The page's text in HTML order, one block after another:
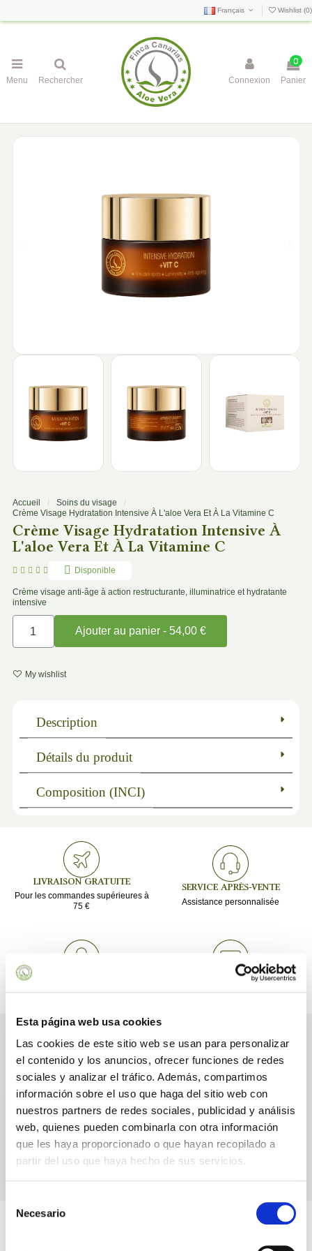
Esta página web usa cookies
Las cookies de este sitio web se usan para personalizar
el contenido y los anuncios, ofrecer funciones de redes
sociales y analizar el tráfico. Además, compartimos
información sobre el uso que haga del sitio web con
nuestros partners de redes sociales, publicidad y análisis
web, quienes pueden combinarla con otra información
que les haya proporcionado o que hayan recopilado a
partir del uso que haya hecho de sus servicios.
Necesario
Français Wishlist (0)
Menu Rechercher Connexion
0
Panier
Accueil
Soins du visage
Crème Visage Hydratation Intensive À L'aloe Vera Et À La Vitamine C
Crème Visage Hydratation Intensive À
L'aloe Vera Et À La Vitamine C
     Disponible
Crème visage anti-âge à action restructurante, illuminatrice et hydratante
intensive
Ajouter au panier - 54,00 €
My wishlist
Description
Détails du produit
Composition (INCI)
LIVRAISON GRATUITE
Pour les commandes supérieures à
75 €
SERVICE APRÈS-VENTE
Assistance personnalisée
Payez en toute confiance
CHÈQUES-CADEAUX
Et réductions spéciales
Ingrédients
Ingrédients avec lesquels nous élaborons nos produits Crème Visage
Bakuchiol
EN SAVOIR PLUS
Vidéos
En rapport avec Crème Visage Hydratation Intensive À L'aloe Vera Et À La